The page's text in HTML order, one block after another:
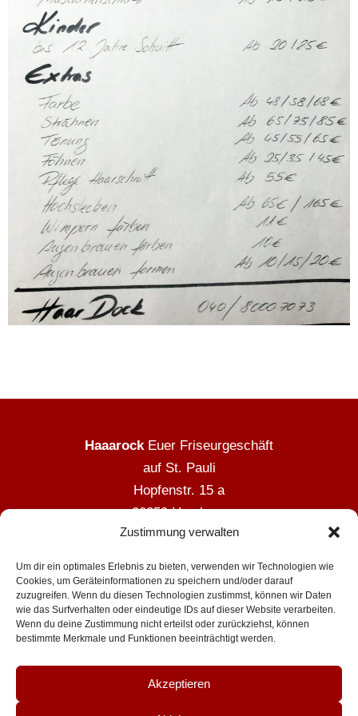
Zustimmung verwalten
Um dir ein optimales Erlebnis zu bieten, verwenden wir Technologien wie
Cookies, um Geräteinformationen zu speichern und/oder darauf
zuzugreifen. Wenn du diesen Technologien zustimmst, können wir Daten
wie das Surfverhalten oder eindeutige IDs auf dieser Website verarbeiten.
Wenn du deine Zustimmung nicht erteilst oder zurückziehst, können
bestimmte Merkmale und Funktionen beeinträchtigt werden.
Akzeptieren
Haaarock Euer Friseurgeschäft
auf St. Pauli
Hopfenstr. 15 a
20359 Hamburg
Tel.: 040 8007073
Öffnungszeiten:
Seit dem 23.12.24 für immer geschlossen